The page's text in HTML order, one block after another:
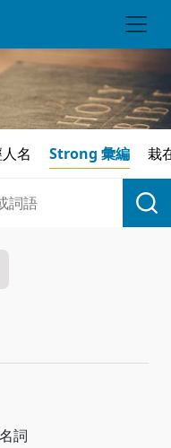
名 Strong 彙編 栽
詞